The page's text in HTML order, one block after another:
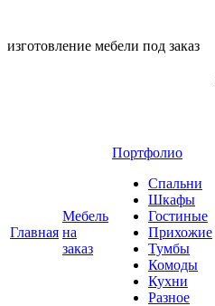
изготовление мебели под заказ
Главная
Мебель
на
заказ
Портфолио
Спальни
Шкафы
Гостиные
Прихожие
Тумбы
Комоды
Кухни
Разное